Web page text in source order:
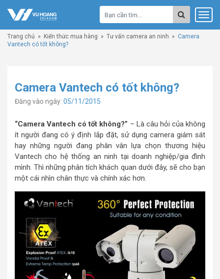
Trang chủ » Kiến thức mua hàng » Tư vấn camera an ninh » Camera
Vantech có tốt không?
Camera Vantech có tốt không?
Đăng vào ngày: 05/11/2015
“Camera Vantech có tốt không?” – Là câu hỏi của không
ít người đang có ý định lắp đặt, sử dụng camera giám sát
hay những người đang phân vân lựa chọn thương hiệu
Vantech cho hệ thống an ninh tại doanh nghiệp/gia đình
mình. Thì những phân tích khách quan dưới đây, sẽ cho bạn
một cái nhìn chân thực và chính xác hơn.